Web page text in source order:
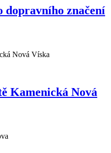
dopravního značení
Kamenická Nová